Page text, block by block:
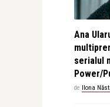
Ana
serialul
Power/
de Ilona